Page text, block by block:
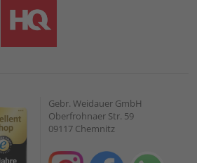
Gebr. Weidauer GmbH
Oberfrohnaer Str. 59
09117 Chemnitz